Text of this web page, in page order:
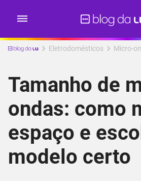
Eletrodomésticos Micro-
Tamanho de
ondas: como
espaço e
modelo certo